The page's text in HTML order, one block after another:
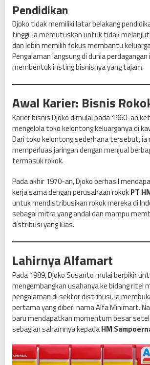
e
l
I
n
d
o
s
a
d
i
B
i
k
K
e
s
u
s
e
s
a
n
A
l
a
m
Pendidikan
Djoko tidak memiliki latar belakang
tinggi. Ia memutuskan untuk tidak
dan lebih memilih fokus membantu
Pengalaman langsung di dunia perdagangan
membentuk insting bisnisnya yang tajam.
Awal Karier: Bisnis
Karier bisnis Djoko dimulai pada 1960-an
mengelola toko kelontong keluarganya di
Dari toko kelontong sederhana tersebut, ia
memperluas jaringan dengan menjual
termasuk rokok.
Pada akhir 1970-an, Djoko berhasil
kerja sama dengan perusahaan rokokPT
untuk mendistribusikan rokok mereka di
sebagai mitra yang andal dan mampu
distribusi yang luas.
Lahirnya Alfamart
Pada 1989, Djoko Susanto mulai berpikir
mengembangkan usahanya ke bidang ritel
pengalaman di sektor distribusi, ia
pertama yang diberi nama Alfa Minimart.
baru mendapatkan momentum besar
sebagian sahamnya kepadaHM